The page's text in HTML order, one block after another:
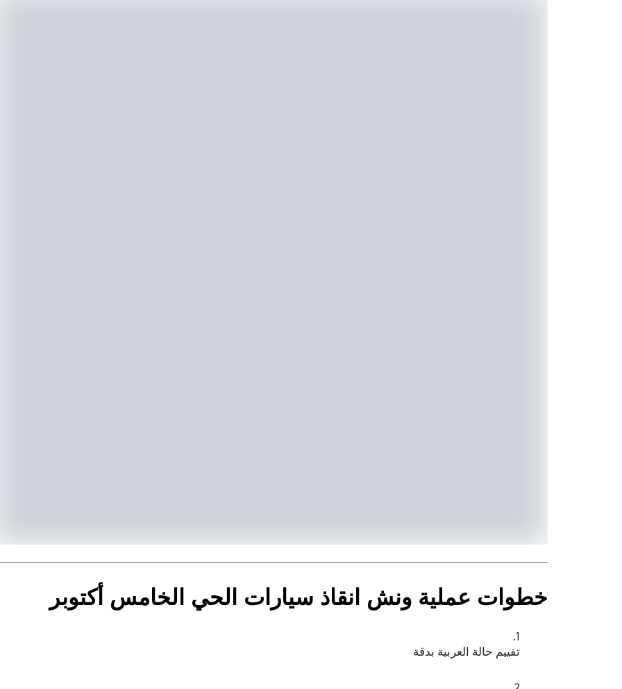
خطوات عملية ونش انقاذ سيارات الحي الخامس أكتوبر
تقييم حالة العربية بدقة